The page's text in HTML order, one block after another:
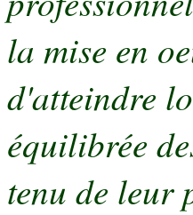
la mise en
d'atteindre
équilibrée
tenu de leur